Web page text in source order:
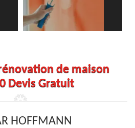
de maison
Devis Gratuit
HOFFMANN